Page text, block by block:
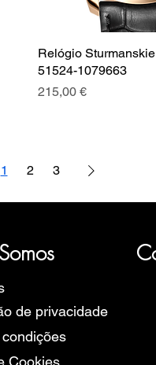
Relógio
51524-1079663
Preço
215,00 €
1 2 3
de privacidade
Cookies